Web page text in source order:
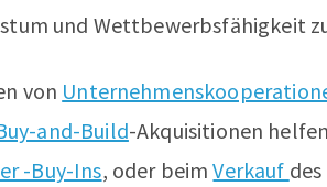
und Wettbewerbsfähigkeit
von
and-Build-Akquisitionen
-Buy-Ins, oder beimVerkauf des